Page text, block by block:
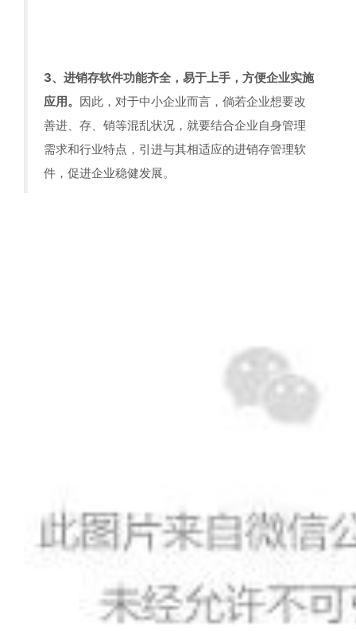
3、进销存软件功能齐全，易于上手，方便企业实施
应用。 因此，对于中小企业而言，倘若企业想要改
善进、存、销等混乱状况，就要结合企业自身管理
需求和行业特点，引进与其相适应的进销存管理软
件，促进企业稳健发展。